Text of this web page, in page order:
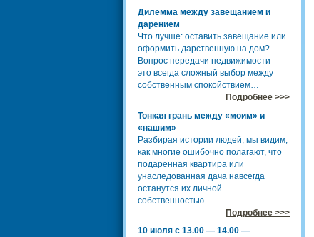
Дилемма между завещанием и
дарением
Что лучше: оставить завещание или
оформить дарственную на дом?
Вопрос передачи недвижимости -
это всегда сложный выбор между
собственным спокойствием…
Подробнее >>>
Тонкая грань между «моим» и
«нашим»
Разбирая истории людей, мы видим,
как многие ошибочно полагают, что
подаренная квартира или
унаследованная дача навсегда
останутся их личной
собственностью…
Подробнее >>>
10 июля с 13.00 — 14.00 —